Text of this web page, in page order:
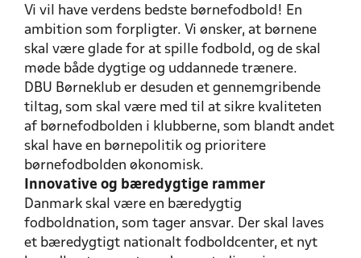
Vi vil have verdens bedste børnefodbold! En
ambition som forpligter. Vi ønsker, at børnene
skal være glade for at spille fodbold, og de skal
møde både dygtige og uddannede trænere.
DBU Børneklub er desuden et gennemgribende
tiltag, som skal være med til at sikre kvaliteten
af børnefodbolden i klubberne, som blandt andet
skal have en børnepolitik og prioritere
børnefodbolden økonomisk.
Innovative og bæredygtige rammer
Danmark skal være en bæredygtig
fodboldnation, som tager ansvar. Der skal laves
et bæredygtigt nationalt fodboldcenter, et nyt